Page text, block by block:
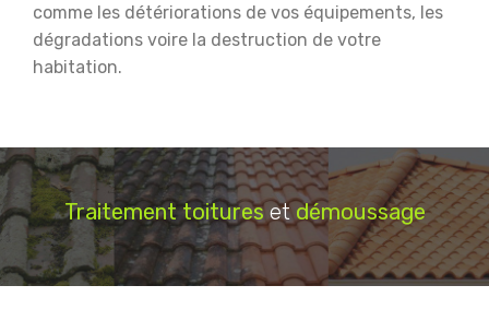
comme les détériorations de vos équipements, les
dégradations voire la destruction de votre
habitation.
Traitement toitureset démoussage